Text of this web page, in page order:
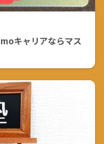
キャリアならマス